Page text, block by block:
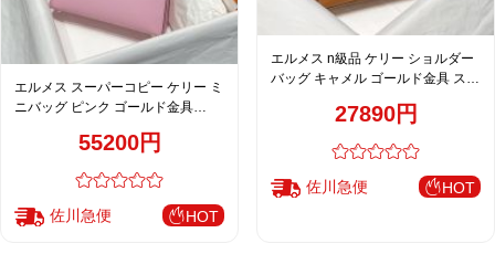
エルメス スーパーコピー ケリー ミ
ニバッグ ピンク ゴールド金具
55200円
佐川急便 HOT
エルメス n級品 ケリー ショルダー
バッグ キャメル ゴールド金具 スリ
27890円
佐川急便 HOT